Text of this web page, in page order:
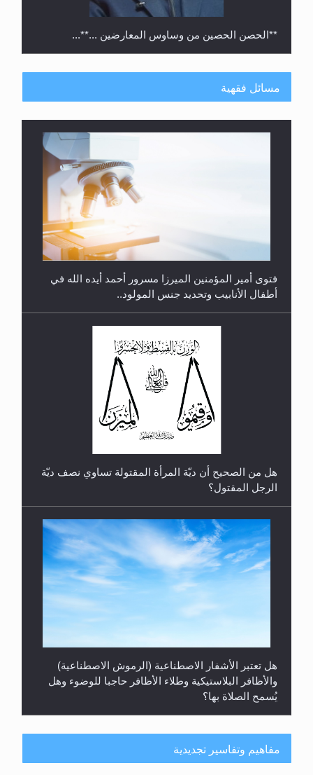
**الحصن الحصين من وساوس المعارضين ...**...
رأيٌ في لغة المسيح الموعود عليه السلام.. 4...
مسائل فقهية
فتوى أمير المؤمنين الميرزا مسرور أحمد أيده الله في
أطفال الأنابيب وتحديد جنس المولود..
هل من الصحيح أن ديّة المرأة المقتولة تساوي نصف ديّة
الرجل المقتول؟
هل تعتبر الأشفار الاصطناعية (الرموش الاصطناعية)
والأظافر البلاستيكية وطلاء الأظافر حاجبا للوضوء وهل
يُسمح الصلاة بها؟
مفاهيم وتفاسير تجديدية